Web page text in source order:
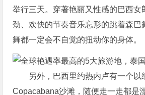
举行三天。穿著艳丽又性感的巴西女
劲、欢快的节奏音乐忘形的跳着森巴
舞都一定会不自觉的扭动你的身体。
另外，巴西里约热内卢有一个以
Copacabana沙滩，随便走一走都是